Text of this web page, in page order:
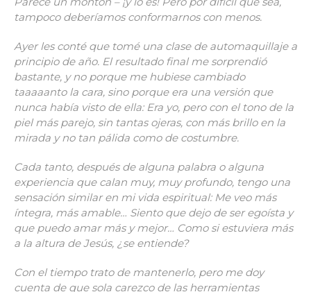
tampoco deberíamos conformarnos con menos.
Ayer les conté que tomé una clase de automaquillaje a
principio de año. El resultado final me sorprendió
bastante, y no porque me hubiese cambiado
taaaaanto la cara, sino porque era una versión que
nunca había visto de ella: Era yo, pero con el tono de la
piel más parejo, sin tantas ojeras, con más brillo en la
mirada y no tan pálida como de costumbre.
Cada tanto, después de alguna palabra o alguna
experiencia que calan muy, muy profundo, tengo una
sensación similar en mi vida espiritual: Me veo más
íntegra, más amable… Siento que dejo de ser egoísta y
que puedo amar más y mejor… Como si estuviera más
a la altura de Jesús, ¿se entiende?
Con el tiempo trato de mantenerlo, pero me doy
cuenta de que sola carezco de las herramientas